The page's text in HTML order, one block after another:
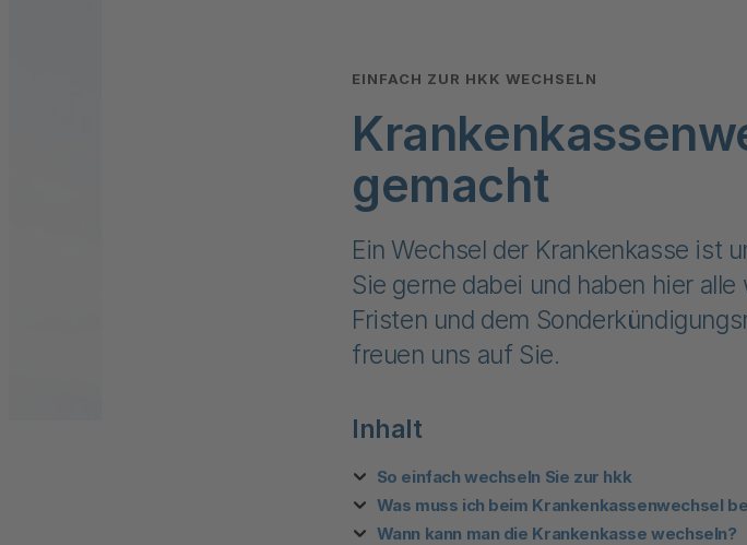
EINFACH ZUR HKK WECHSELN
gemacht
Ein Wechsel der Krankenkasse ist
Sie gerne dabei und haben hier
Fristen und dem
freuen uns auf Sie.
Inhalt
So einfach wechseln Sie zur hkk
Was muss ich beim Krankenkassenwechsel
Wann kann man die Krankenkasse wechseln?